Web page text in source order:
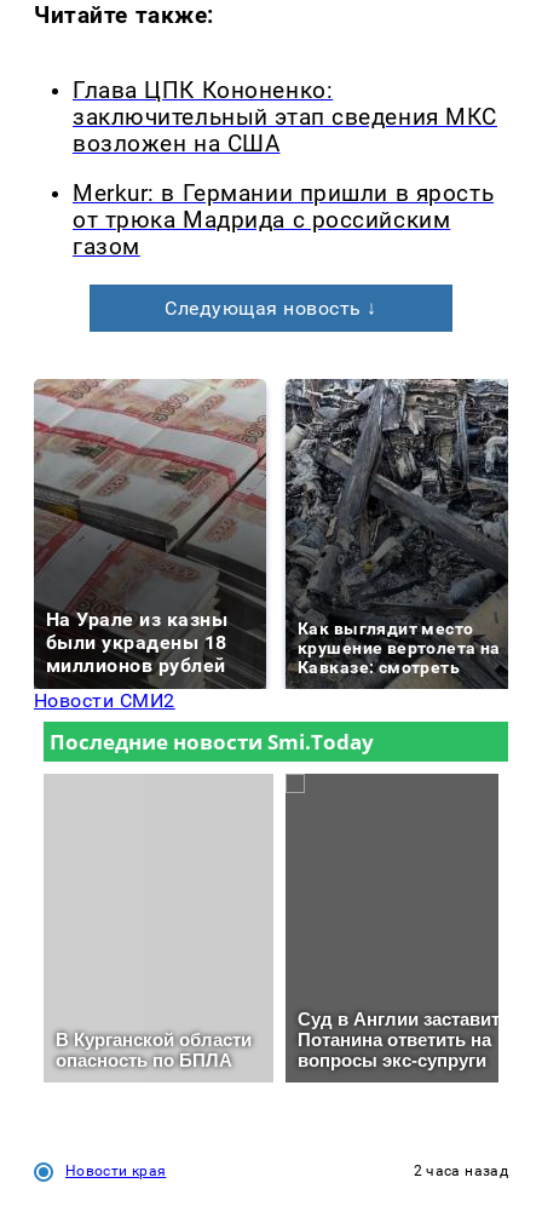
Читайте также:
Глава ЦПК Кононенко:
заключительный этап сведения МКС
возложен на США
Merkur: в Германии пришли в ярость
от трюка Мадрида с российским
газом
Следующая новость ↓
На Урале из казны
были украдены 18
миллионов рублей
Как выглядит место
крушение вертолета на
Кавказе: смотреть
Новости СМИ2
Новости края 2 часа назад